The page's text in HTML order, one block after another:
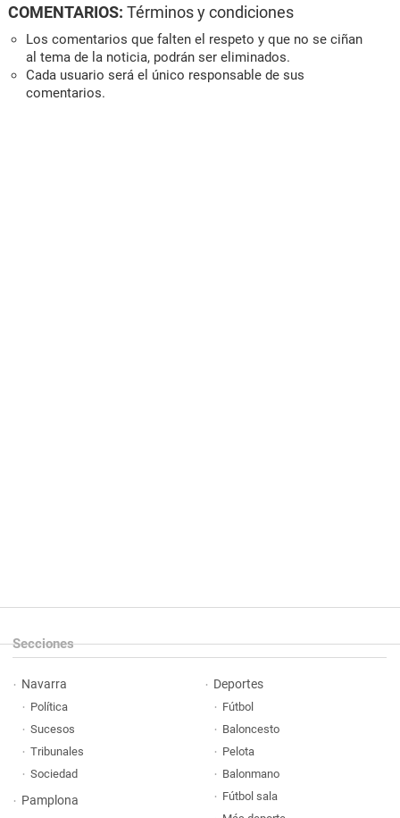
COMENTARIOS: Términos y condiciones
Los comentarios que falten el respeto y que no se ciñan
al tema de la noticia, podrán ser eliminados.
Cada usuario será el único responsable de sus
comentarios.
Secciones
Navarra
Política
Sucesos
Tribunales
Sociedad
Pamplona
Deportes
Fútbol
Baloncesto
Pelota
Balonmano
Fútbol sala